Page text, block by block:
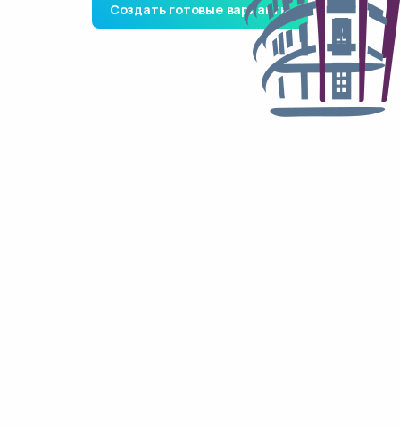
Создать готовые варианты